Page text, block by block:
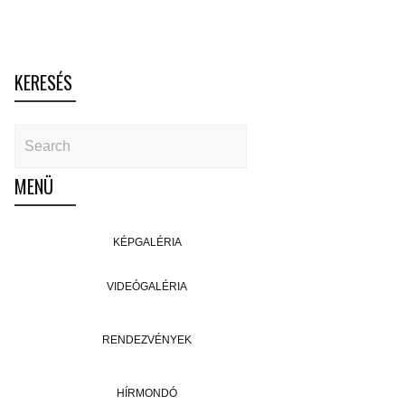
KERESÉS
MENÜ
KÉPGALÉRIA
VIDEÓGALÉRIA
RENDEZVÉNYEK
HÍRMONDÓ